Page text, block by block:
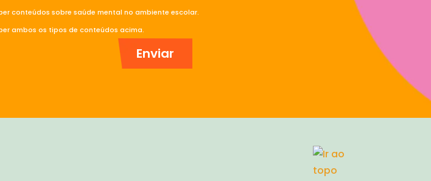
conteúdos sobre saúde mental no ambiente escolar.
ambos os tipos de conteúdos acima.